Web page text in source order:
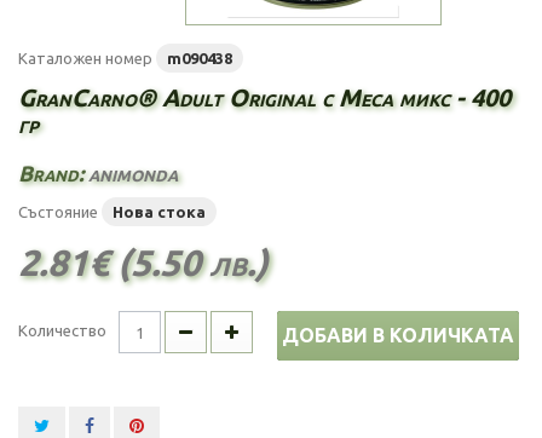
Каталожен номер m090438
GranCarno® Adult Original с Меса микс - 400
гр
Brand:animonda
Състояние Нова стока
2.81€ (5.50 лв.)
Количество ДОБАВИ В КОЛИЧКАТА